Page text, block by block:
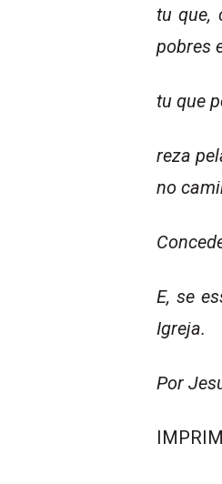
tu que,
pobres
tu que
reza
no
E, se
Igreja.
Por